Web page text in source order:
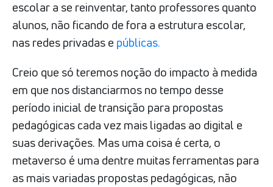
escolar a se reinventar, tanto professores quanto
alunos, não ficando de fora a estrutura escolar,
nas redes privadas e públicas.
Creio que só teremos noção do impacto à medida
em que nos distanciarmos no tempo desse
período inicial de transição para propostas
pedagógicas cada vez mais ligadas ao digital e
suas derivações. Mas uma coisa é certa, o
metaverso é uma dentre muitas ferramentas para
as mais variadas propostas pedagógicas, não